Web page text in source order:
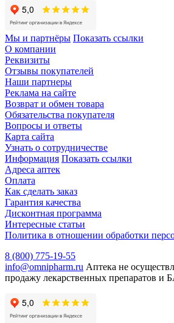
Мы и партнёры Показать ссылки
О компании
Реквизиты
Отзывы покупателей
Наши партнеры
Реклама на сайте
Возврат и обмен товара
Обязательства покупателя
Вопросы и ответы
Карта сайта
Узнать о сотрудничестве
Информация Показать ссылки
Адреса аптек
Оплата
Как сделать заказ
Гарантия качества
Дисконтная программа
Интересные статьи
Политика в отношении обработки
8 (800) 775-19-55
info@omnipharm.ru Аптека не
продажу лекарственных препаратов и